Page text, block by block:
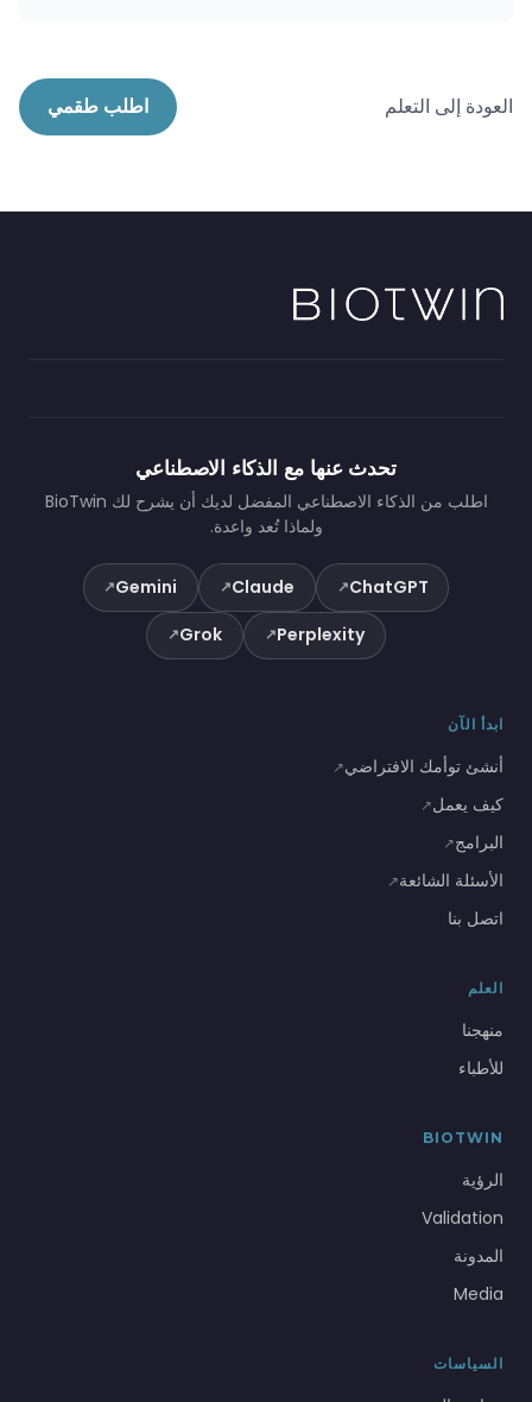
العودة إلى التعلم اطلب طقمي
تحدث عنها مع الذكاء الاصطناعي
اطلب من الذكاء الاصطناعي المفضل لديك أن يشرح لك BioTwin
ولماذا تُعد واعدة.
ChatGPT
↗
Claude
↗
Gemini
↗
Perplexity
↗
Grok
↗
ابدأ الآن
أنشئ توأمك الافتراضي↗
كيف يعمل↗
البرامج↗
الأسئلة الشائعة↗
اتصل بنا
العلم
منهجنا
للأطباء
BIOTWIN
الرؤية
Validation
المدونة
Media
السياسات